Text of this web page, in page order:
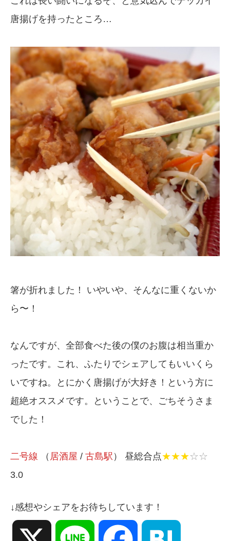
唐揚げを持ったところ…
箸が折れました！ いやいや、そんなに重くないか
ら〜！
なんですが、全部食べた後の僕のお腹は相当重か
ったです。これ、ふたりでシェアしてもいいくら
いですね。とにかく唐揚げが大好き！という方に
超絶オススメです。ということで、ごちそうさま
でした！
二号線 （ 居酒屋 / 古島駅 ） 昼総合点★★★☆☆
3.0
↓感想やシェアをお待ちしています！
Line Facebook